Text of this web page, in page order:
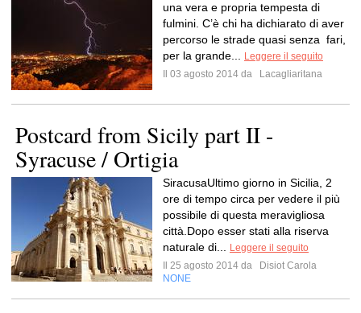
una vera e propria tempesta di
fulmini. C’è chi ha dichiarato di aver
percorso le strade quasi senza fari,
per la grande...
Leggere il seguito
Il 03 agosto 2014 da
Lacagliaritana
Postcard from Sicily part II -
Syracuse / Ortigia
SiracusaUltimo giorno in Sicilia, 2
ore di tempo circa per vedere il più
possibile di questa meravigliosa
città.Dopo esser stati alla riserva
naturale di...
Leggere il seguito
Il 25 agosto 2014 da
Disiot Carola
NONE